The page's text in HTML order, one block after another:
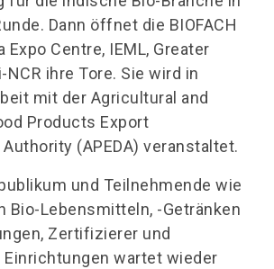
Dann öffnet die BIOFACH
Expo Centre, IEML, Greater
NCR ihre Tore. Sie wird in
mit der Agricultural and
Products Export
(APEDA) veranstaltet.
und Teilnehmende wie
Bio-Lebensmitteln, -Getränken
Zertifizierer und
Einrichtungen wartet wieder